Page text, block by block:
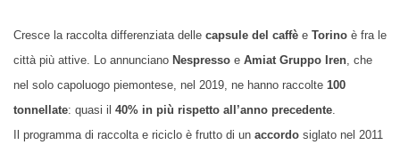
Cresce la raccolta differenziata delle capsule del caffè e Torino è fra le
città più attive. Lo annunciano Nespresso e Amiat Gruppo Iren, che
nel solo capoluogo piemontese, nel 2019, ne hanno raccolte 100
tonnellate: quasi il 40% in più rispetto all’anno precedente.
Il programma di raccolta e riciclo è frutto di un accordo siglato nel 2011